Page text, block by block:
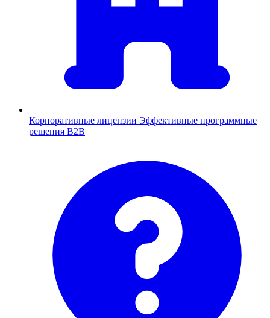
Корпоративные лицензии Эффективные программные
решения B2B